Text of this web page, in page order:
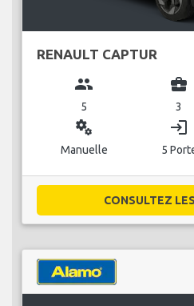
RENAULT CAPTUR
group
5
business_center
3
miscellaneous_services
Manuelle
login
5
CONSULTEZ